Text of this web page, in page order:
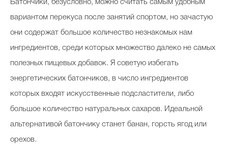
Батончики, безусловно, можно считать самым удобным
вариантом перекуса после занятий спортом, но зачастую
они содержат большое количество незнакомых нам
ингредиентов, среди которых множество далеко не самых
полезных пищевых добавок. Я советую избегать
энергетических батончиков, в число ингредиентов
которых входят искусственные подсластители, либо
большое количество натуральных сахаров. Идеальной
альтернативой батончику станет банан, горсть ягод или
орехов.